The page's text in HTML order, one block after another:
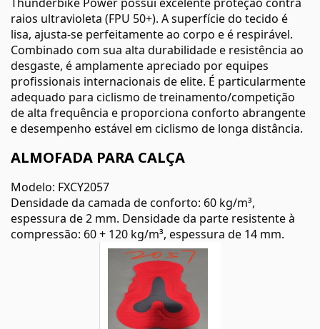
raios ultravioleta (FPU 50+). A superfície do tecido é
lisa, ajusta-se perfeitamente ao corpo e é respirável.
Combinado com sua alta durabilidade e resistência ao
desgaste, é amplamente apreciado por equipes
profissionais internacionais de elite. É particularmente
adequado para ciclismo de treinamento/competição
de alta frequência e proporciona conforto abrangente
e desempenho estável em ciclismo de longa distância.
ALMOFADA PARA CALÇA
Modelo: FXCY2057
Densidade da camada de conforto: 60 kg/m³,
espessura de 2 mm. Densidade da parte resistente à
compressão: 60 + 120 kg/m³, espessura de 14 mm.